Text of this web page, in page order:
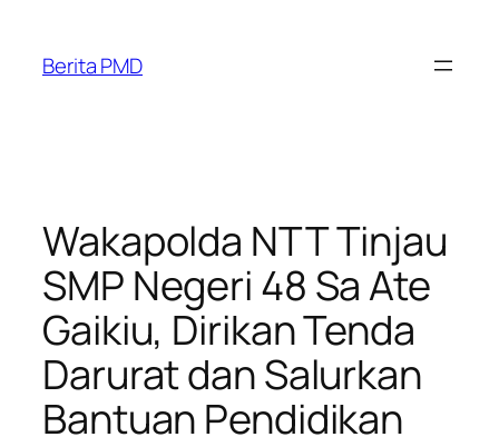
content
Berita PMD
Wakapolda NTT Tinjau
SMP Negeri 48 Sa Ate
Gaikiu, Dirikan Tenda
Darurat dan Salurkan
Bantuan Pendidikan